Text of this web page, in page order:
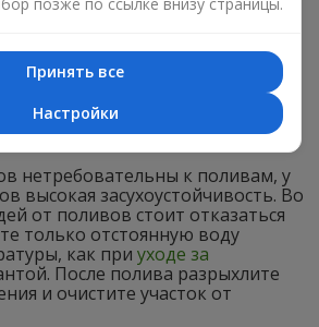
нетребовательны к поливам, у
высокая засухоустойчивость. Во
от поливов стоит отказаться
только отстоянную воду
как при уходе за
После полива разрыхлите
и очистите участок от
Принять все
Настройки